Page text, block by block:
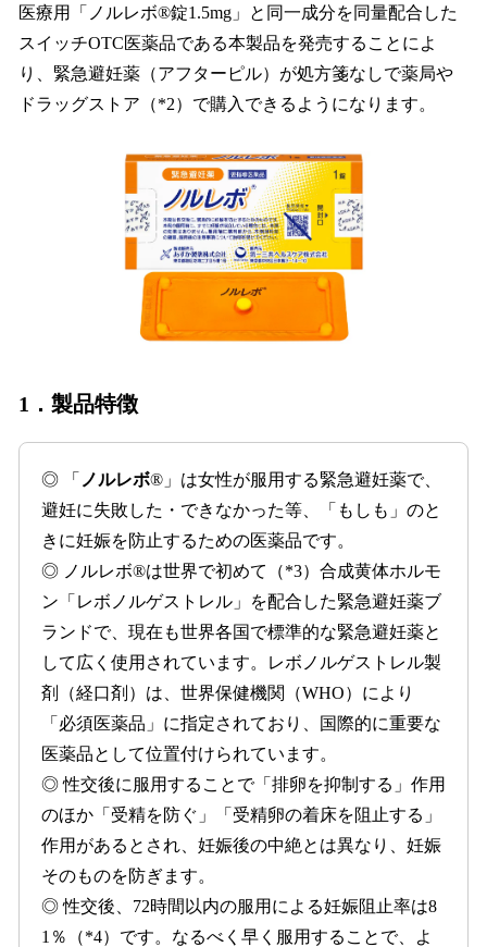
医療用「ノルレボ®錠1.5mg」と同一成分を同量配合した
スイッチOTC医薬品である本製品を発売することによ
り、緊急避妊薬（アフターピル）が処方箋なしで薬局や
ドラッグストア（*2）で購入できるようになります。
1．製品特徴
◎ 「 ノルレボ®」は女性が服用する緊急避妊薬で、
避妊に失敗した・できなかった等、「もしも」のと
きに妊娠を防止するための医薬品です。
◎ ノルレボ®は世界で初めて（*3）合成黄体ホルモ
ン「レボノルゲストレル」を配合した緊急避妊薬ブ
ランドで、現在も世界各国で標準的な緊急避妊薬と
して広く使用されています。レボノルゲストレル製
剤（経口剤）は、世界保健機関（WHO）により
「必須医薬品」に指定されており、国際的に重要な
医薬品として位置付けられています。
◎ 性交後に服用することで「排卵を抑制する」作用
のほか「受精を防ぐ」「受精卵の着床を阻止する」
作用があるとされ、妊娠後の中絶とは異なり、妊娠
そのものを防ぎます。
◎ 性交後、72時間以内の服用による妊娠阻止率は8
1％（*4）です。なるべく早く服用することで、よ